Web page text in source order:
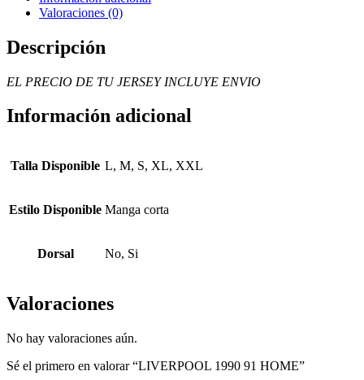
Valoraciones (0)
Descripción
EL PRECIO DE TU JERSEY INCLUYE ENVIO
Información adicional
Talla Disponible L, M, S, XL, XXL
Estilo Disponible Manga corta
Dorsal No, Si
Valoraciones
No hay valoraciones aún.
Sé el primero en valorar “LIVERPOOL 1990 91 HOME”